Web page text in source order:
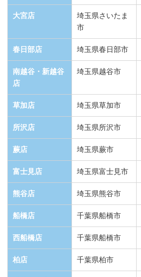
大宮店
埼玉県さいたま
市
春日部店 埼玉県春日部市
南越谷・新越谷
店
埼玉県越谷市
草加店 埼玉県草加市
所沢店 埼玉県所沢市
蕨店 埼玉県蕨市
富士見店 埼玉県富士見市
熊谷店 埼玉県熊谷市
船橋店 千葉県船橋市
西船橋店 千葉県船橋市
柏店 千葉県柏市